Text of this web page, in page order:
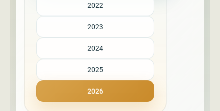
2022
2023
2024
2025
2026